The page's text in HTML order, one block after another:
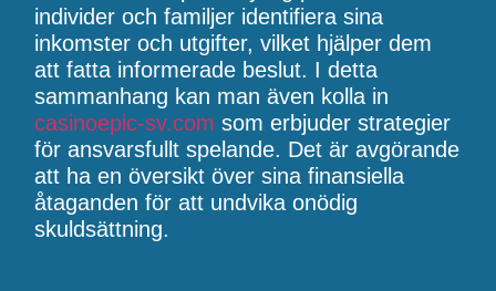
individer och familjer identifiera sina
inkomster och utgifter, vilket hjälper dem
att fatta informerade beslut. I detta
sammanhang kan man även kolla in
casinoepic-sv.com som erbjuder strategier
för ansvarsfullt spelande. Det är avgörande
att ha en översikt över sina finansiella
åtaganden för att undvika onödig
skuldsättning.